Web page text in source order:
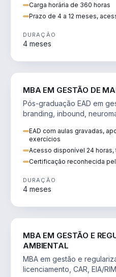
Carga horária de 360 horas
Prazo de 4 a 12 meses,
DURAÇÃO
4 meses
MBA EM GESTÃO DE
Pós-graduação EAD em
branding, inbound,
EAD com aulas gravadas,
exercícios
Acesso disponível 24
Certificação reconhecida
DURAÇÃO
4 meses
MBA EM GESTÃO E
AMBIENTAL
MBA em gestão e
licenciamento, CAR, EIA/